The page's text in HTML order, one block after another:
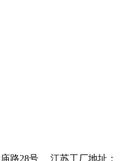
庙路28号 江苏工厂地址：